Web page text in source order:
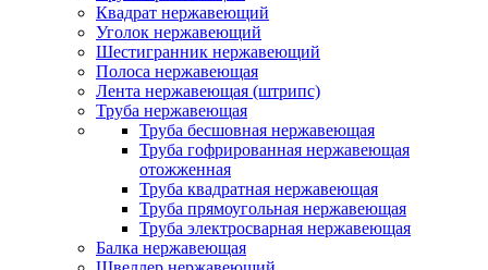
Квадрат нержавеющий
Уголок нержавеющий
Шестигранник нержавеющий
Полоса нержавеющая
Лента нержавеющая (штрипс)
Труба нержавеющая
Труба бесшовная нержавеющая
Труба гофрированная нержавеющая
отожженная
Труба квадратная нержавеющая
Труба прямоугольная нержавеющая
Труба электросварная нержавеющая
Балка нержавеющая